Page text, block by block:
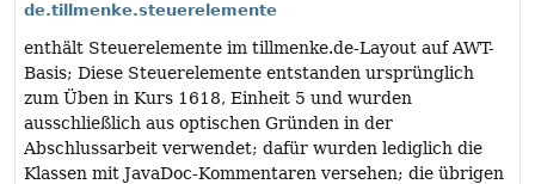
de.tillmenke.steuerelemente
enthält Steuerelemente im tillmenke.de-Layout auf AWT-
Basis; Diese Steuerelemente entstanden ursprünglich
zum Üben in Kurs 1618, Einheit 5 und wurden
ausschließlich aus optischen Gründen in der
Abschlussarbeit verwendet; dafür wurden lediglich die
Klassen mit JavaDoc-Kommentaren versehen; die übrigen